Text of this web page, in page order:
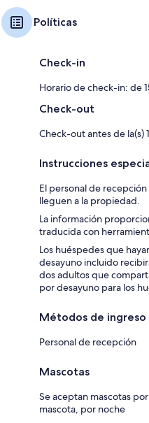
Políticas
Check-in
Horario de check-in: de
Check-out
Check-out antes de la(s)
Instrucciones
El personal de
lleguen a la propiedad.
La información
traducida con
Los huéspedes que
desayuno incluido
dos adultos que
por desayuno para los
Métodos de ingreso
Personal de recepción
Mascotas
Se aceptan mascotas
mascota, por noche